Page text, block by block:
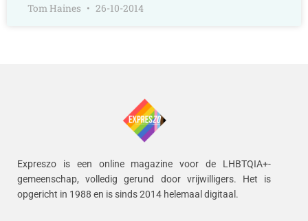
Tom Haines 26-10-2014
Expreszo is een online magazine voor de LHBTQIA+-
gemeenschap, volledig gerund door vrijwilligers. Het is
opgericht in 1988 en is sinds 2014 helemaal digitaal.